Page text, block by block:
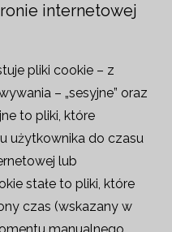
internetowej
pliki cookie – z
– „sesyjne” oraz
to pliki, które
użytkownika do czasu
lub
stałe to pliki, które
czas (wskazany w